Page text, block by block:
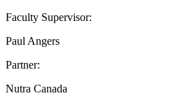
Faculty Supervisor:
Paul Angers
Partner:
Nutra Canada